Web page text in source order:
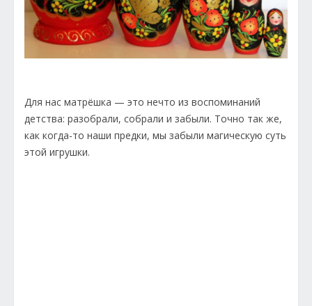
Для нас матрёшка — это нечто из воспоминаний
детства: разобрали, собрали и забыли. Точно так же,
как когда-то наши предки, мы забыли магическую суть
этой игрушки.